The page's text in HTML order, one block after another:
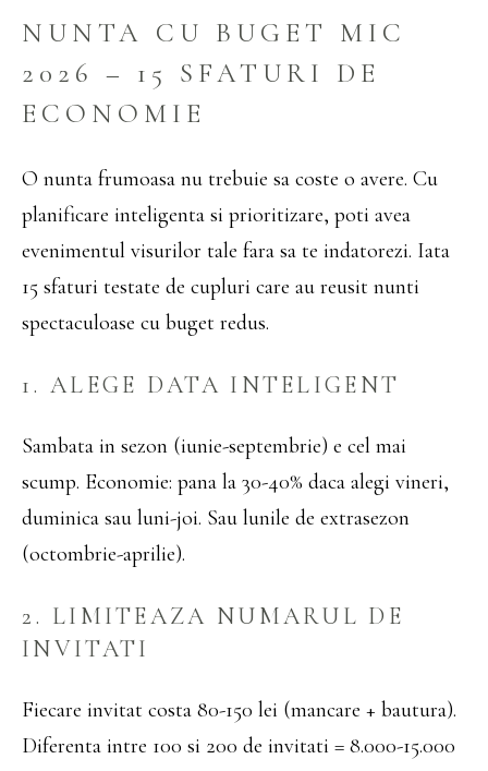
NUNTA CU BUGET MIC
2026 – 15 SFATURI DE
ECONOMIE
O nunta frumoasa nu trebuie sa coste o avere. Cu
planificare inteligenta si prioritizare, poti avea
evenimentul visurilor tale fara sa te indatorezi. Iata
15 sfaturi testate de cupluri care au reusit nunti
spectaculoase cu buget redus.
1. ALEGE DATA INTELIGENT
Sambata in sezon (iunie-septembrie) e cel mai
scump. Economie: pana la 30-40% daca alegi vineri,
duminica sau luni-joi. Sau lunile de extrasezon
(octombrie-aprilie).
2. LIMITEAZA NUMARUL DE
INVITATI
Fiecare invitat costa 80-150 lei (mancare + bautura).
Diferenta intre 100 si 200 de invitati = 8.000-15.000